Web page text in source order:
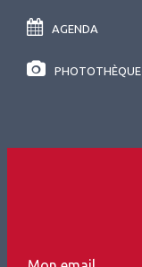
AGENDA
PHOTOTHÈQUE